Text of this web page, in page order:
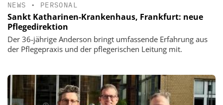
NEWS • PERSONAL
Sankt Katharinen-Krankenhaus, Frankfurt: neue
Pflegedirektion
Der 36-jährige Anderson bringt umfassende Erfahrung aus
der Pflegepraxis und der pflegerischen Leitung mit.